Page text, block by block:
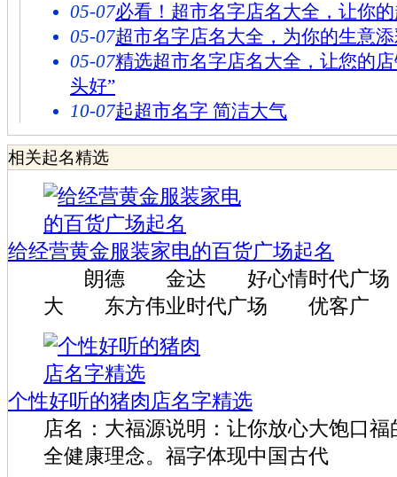
05-07必看！超市名字店名大全，让你
05-07超市名字店名大全，为你的生意
05-07精选超市名字店名大全，让您的
头好”
10-07起超市名字 简洁大气
相关起名精选
给经营黄金服装家电的百货广场起名
朗德 金达 好心情时代广
大 东方伟业时代广场 优客广
个性好听的猪肉店名字精选
店名：大福源说明：让你放心大饱口
全健康理念。福字体现中国古代